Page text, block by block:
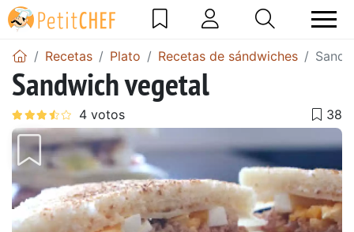
Recetas Plato Recetas de sándwiches
Sandwich vegetal